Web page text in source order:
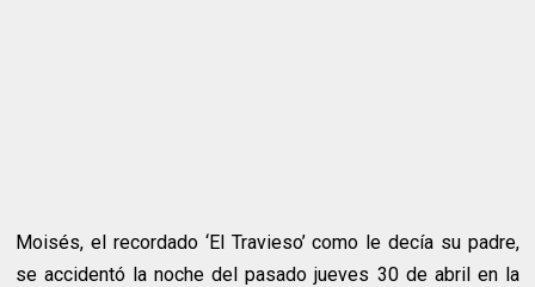
Moisés, el recordado ‘El Travieso’ como le decía su padre,
se accidentó la noche del pasado jueves 30 de abril en la